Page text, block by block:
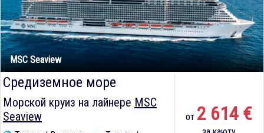
MSC Seaview
Средиземное море
Морской круиз на лайнере MSC
Seaview
от 2 614 €